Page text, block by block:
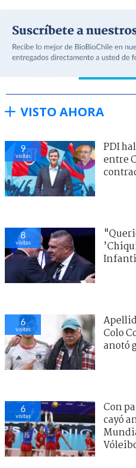
VISTO AHORA
9
visitas
PDI
entre
8
visitas
6
visitas
Colo
anotó
6
visitas
Con
cayó